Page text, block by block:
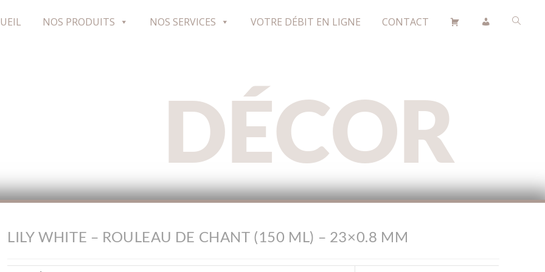
NOS PRODUITS NOS SERVICES VOTRE DÉBIT EN LIGNE CONTACT
DÉCOR
LILY WHITE – ROULEAU DE CHANT (150 ML) – 23×0.8 MM